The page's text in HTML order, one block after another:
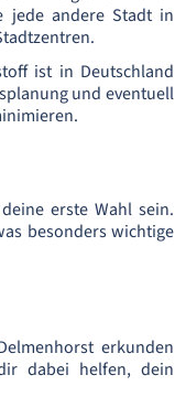
jede andere Stadt in
ist in Deutschland
und eventuell
erste Wahl sein.
besonders wichtige
erkunden
dabei helfen, dein